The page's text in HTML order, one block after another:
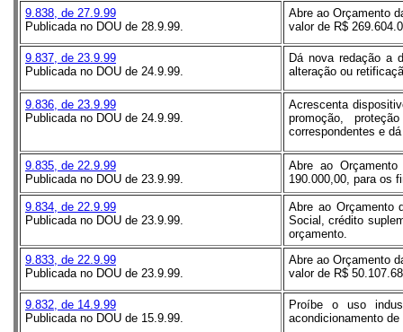
9.838, de 27.9.99
Publicada no DOU de 28.9.99.
Abre ao Orçamento
valor de R$
9.837, de 23.9.99
Publicada no DOU de 24.9.99.
Dá nova redação a
alteração ou
9.836, de 23.9.99
Publicada no DOU de 24.9.99.
Acrescenta
promoção,
correspondentes e
9.835, de 22.9.99
Publicada no DOU de 23.9.99.
Abre ao
190.000,00, para os
9.834, de 22.9.99
Publicada no DOU de 23.9.99.
Abre ao Orçamento
Social, crédito
orçamento.
9.833, de 22.9.99
Publicada no DOU de 23.9.99.
Abre ao Orçamento
valor de R$
9.832, de 14.9.99
Publicada no DOU de 15.9.99.
Proíbe o uso
acondicionamento